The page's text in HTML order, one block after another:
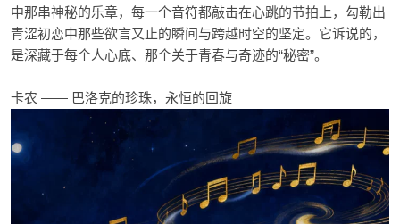
中那串神秘的乐章，每一个音符都敲击在心跳的节拍上，勾勒出
青涩初恋中那些欲言又止的瞬间与跨越时空的坚定。它诉说的，
是深藏于每个人心底、那个关于青春与奇迹的“秘密”。
卡农 —— 巴洛克的珍珠，永恒的回旋